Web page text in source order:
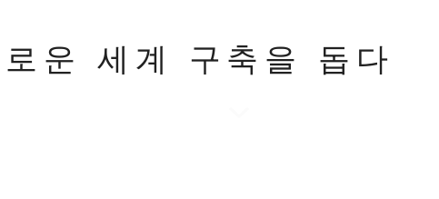
운 세계 구축을 돕다